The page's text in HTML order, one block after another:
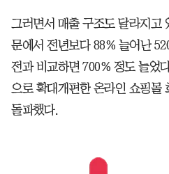
그러면서 매출 구조도 달라지고
문에서 전년보다 88% 늘어난
전과 비교하면 700% 정도 늘었
으로 확대개편한 온라인 쇼핑몰
돌파했다.